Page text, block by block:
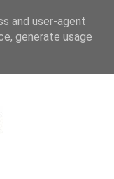
and user-agent
generate usage